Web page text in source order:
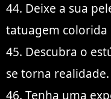
44. Deixe a sua
tatuagem colorida
45. Descubra o
se torna realidade.
46. Tenha uma